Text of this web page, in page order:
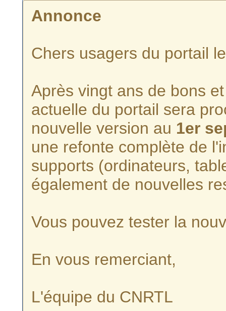
Annonce
Chers usagers du portail
Après vingt ans de bons
actuelle du portail sera
nouvelle version au 1er
une refonte complète de
supports (ordinateurs,
également de nouvelles
Vous pouvez tester la
En vous remerciant,
L'équipe du CNRTL